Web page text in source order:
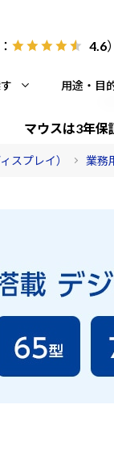
4.6）
用途・目
マウスは3年保
スプレイ） 業務